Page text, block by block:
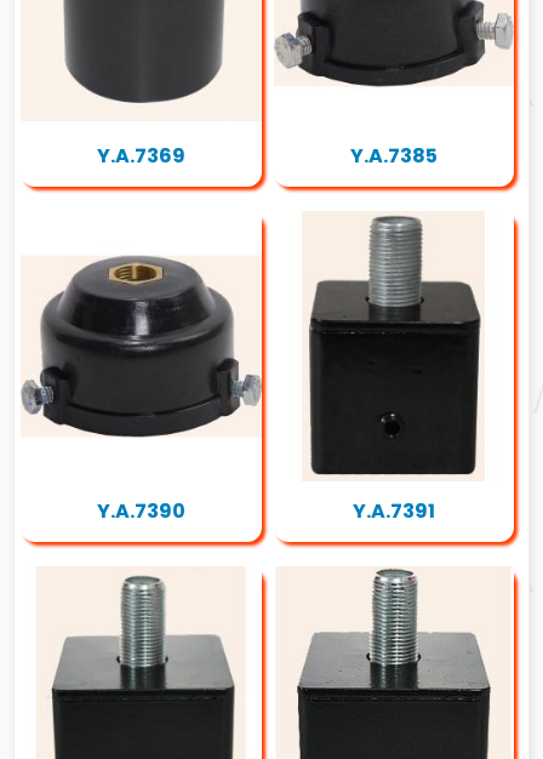
Y.A.7369 Y.A.7385
Y.A.7390 Y.A.7391